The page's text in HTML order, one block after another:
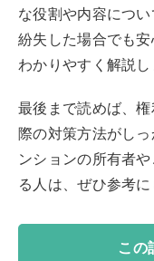
な役割や内容につ
紛失した場合でも
わかりやすく解説し
最後まで読めば、
際の対策方法がし
ンションの所有者
る人は、ぜひ参考に
この